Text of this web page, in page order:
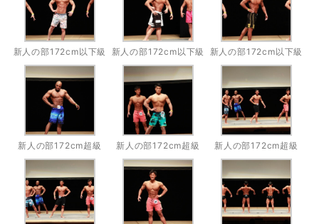
新人の部172cm以下級 新人の部172cm以下級 新人の部172cm以下級
新人の部172cm超級 新人の部172cm超級 新人の部172cm超級